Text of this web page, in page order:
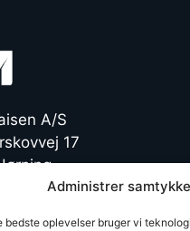
Administrer samtykke
bedste oplevelser bruger vi
A/S
17